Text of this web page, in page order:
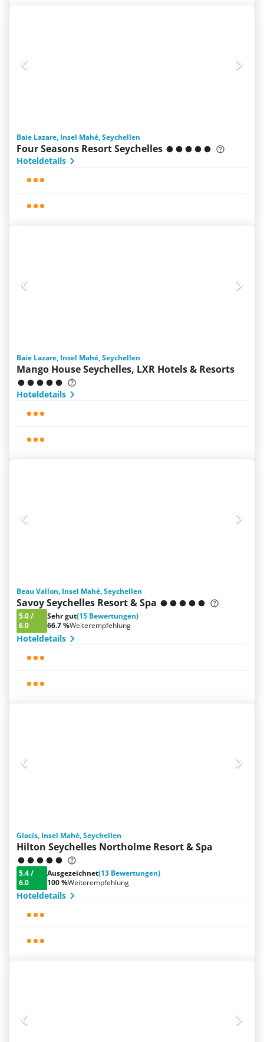
Baie Lazare, Insel Mahé, Seychellen
Four Seasons Resort Seychelles
Hoteldetails
Baie Lazare, Insel Mahé, Seychellen
Mango House Seychelles, LXR Hotels & Resorts
Hoteldetails
Beau Vallon, Insel Mahé, Seychellen
Savoy Seychelles Resort & Spa
5.0/
6.0
Sehr gut(15 Bewertungen)
66.7 %Weiterempfehlung
Hoteldetails
Glacis, Insel Mahé, Seychellen
Hilton Seychelles Northolme Resort & Spa
5.4/
6.0
Ausgezeichnet(13 Bewertungen)
100 %Weiterempfehlung
Hoteldetails